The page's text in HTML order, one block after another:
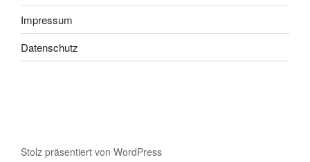
Impressum
Datenschutz
Stolz präsentiert von WordPress